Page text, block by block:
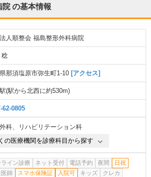
院の基本情報
人順整会 福島整形外科病院
稔
那須塩原市弥生町1-10 [アクセス]
(駅から北西に約530m)
62-0805
科、
リハビリテーション科
の医療機関を診療科目から探す
ライン診療 ネット受付 電話予約 夜間
日祝
師
スマホ保険証 入院可 キッズ
クレカ